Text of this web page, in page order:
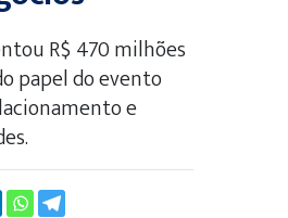
R$ 470 milhões
papel do evento
e